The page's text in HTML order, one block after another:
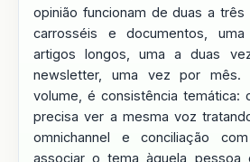
opinião funcionam de duas a
carrosséis e documentos,
artigos longos, uma a duas
newsletter, uma vez por
volume, é consistência temática:
precisa ver a mesma voz
omnichannel e conciliação
associar o tema àquela pessoa